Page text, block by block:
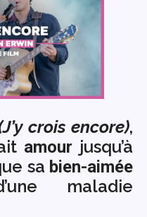
crois encore),
amour jusqu’à
sa bien-aimée
maladie